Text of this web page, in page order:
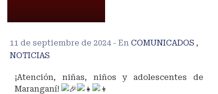
11 de septiembre de 2024 - En COMUNICADOS ,
NOTICIAS
¡Atención, niñas, niños y adolescentes de
Maranganí!